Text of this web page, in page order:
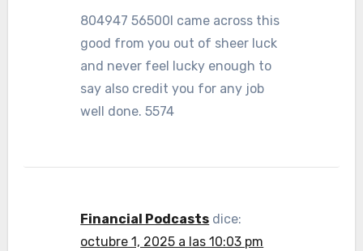
804947 56500I came across this
good from you out of sheer luck
and never feel lucky enough to
say also credit you for any job
well done. 5574
Financial Podcasts dice:
octubre 1, 2025 a las 10:03 pm